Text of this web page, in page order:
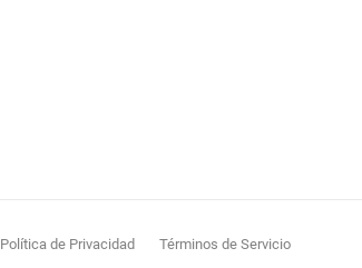
Política de Privacidad Términos de Servicio